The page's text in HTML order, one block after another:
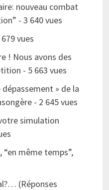
nouveau combat
- 3 640 vues
vues
! Nous avons des
- 5 663 vues
» de la
- 2 645 vues
simulation
“en même temps”,
(Réponses